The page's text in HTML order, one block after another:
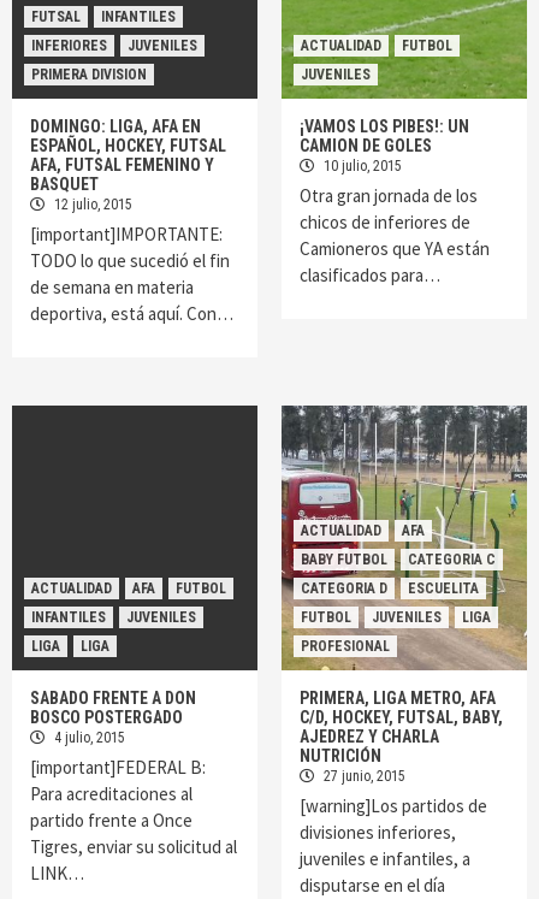
FUTSAL
INFANTILES
INFERIORES
JUVENILES
PRIMERA DIVISION
DOMINGO: LIGA, AFA EN
ESPAÑOL, HOCKEY, FUTSAL
AFA, FUTSAL FEMENINO Y
BASQUET
12 julio, 2015
[important]IMPORTANTE:
TODO lo que sucedió el fin
de semana en materia
deportiva, está aquí. Con…
ACTUALIDAD
FUTBOL
JUVENILES
¡VAMOS LOS PIBES!: UN
CAMION DE GOLES
10 julio, 2015
Otra gran jornada de los
chicos de inferiores de
Camioneros que YA están
clasificados para…
ACTUALIDAD AFA
FUTBOL
INFANTILES
JUVENILES
LIGA
LIGA
SABADO FRENTE A DON
BOSCO POSTERGADO
4 julio, 2015
[important]FEDERAL B:
Para acreditaciones al
partido frente a Once
Tigres, enviar su solicitud al
LINK…
ACTUALIDAD
AFA
BABY FUTBOL
CATEGORIA C
CATEGORIA D
ESCUELITA
FUTBOL
JUVENILES
LIGA
PROFESIONAL
PRIMERA, LIGA METRO, AFA
C/D, HOCKEY, FUTSAL, BABY,
AJEDREZ Y CHARLA
NUTRICIÓN
27 junio, 2015
[warning]Los partidos de
divisiones inferiores,
juveniles e infantiles, a
disputarse en el día